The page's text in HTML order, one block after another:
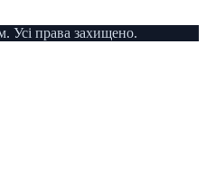
права захищено.